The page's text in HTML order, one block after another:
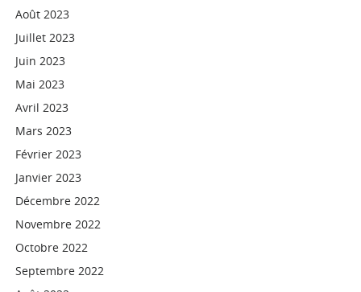
Août 2023
Juillet 2023
Juin 2023
Mai 2023
Avril 2023
Mars 2023
Février 2023
Janvier 2023
Décembre 2022
Novembre 2022
Octobre 2022
Septembre 2022